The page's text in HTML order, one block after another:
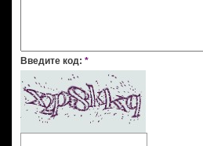
Введите код: *